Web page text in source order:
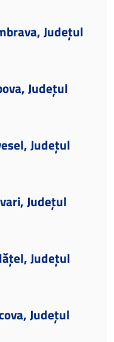
Județul
Județul
Județul
Județul
Județul
Județul